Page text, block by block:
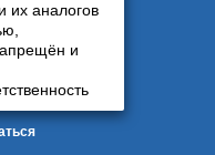
их аналогов
и